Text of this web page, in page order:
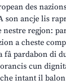
des
son ancje lis
nestre regjon:
a cheste
fâ pardabon di
cun
che intant il